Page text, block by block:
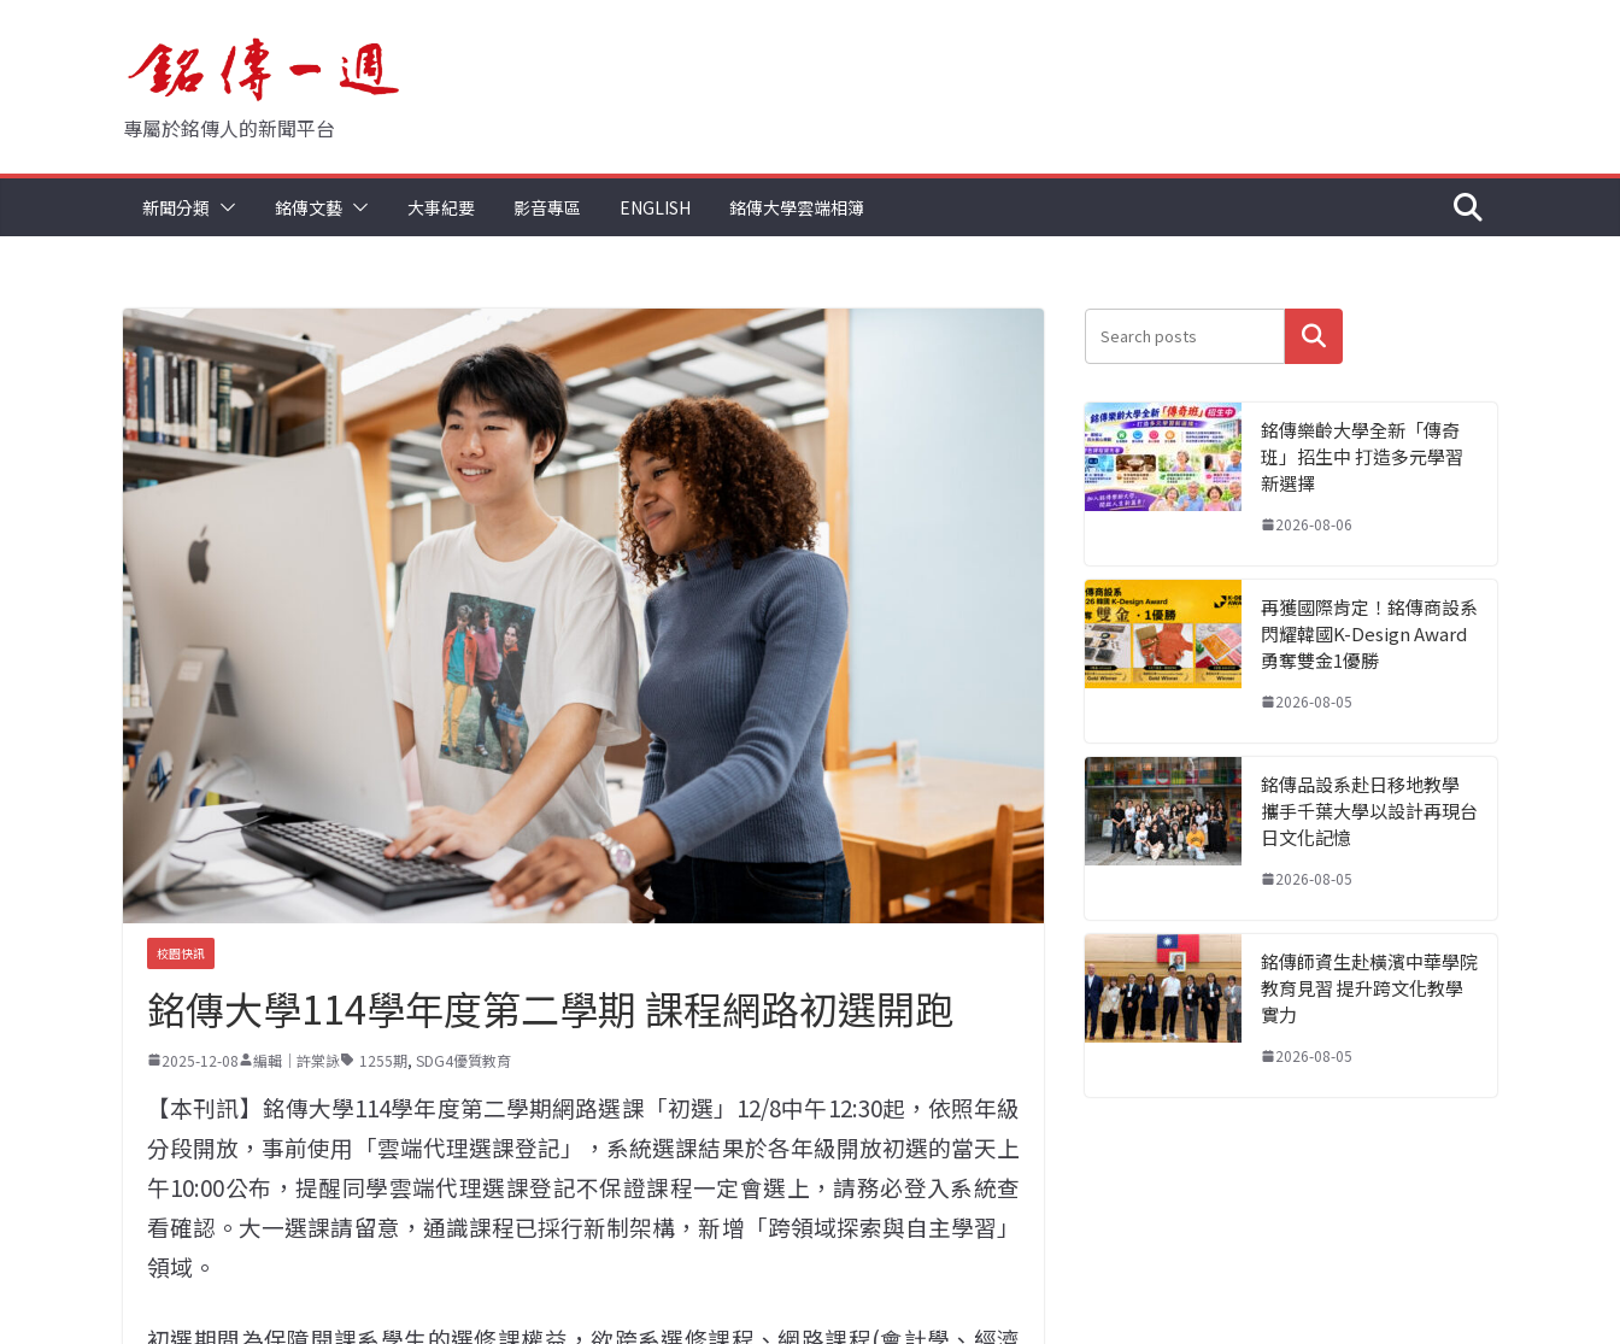
專屬於銘傳人的新聞平台
新聞分類 銘傳文藝 大事紀要 影音專區 ENGLISH 銘傳大學雲端相簿
校園快訊
銘傳大學114學年度第二學期 課程網路初選開跑
2025-12-08 編輯｜許棠詠 1255期, SDG4優質教育
【本刊訊】銘傳大學114學年度第二學期網路選課「初選」12/8中午12:30起，依照年級
分段開放，事前使用「雲端代理選課登記」，系統選課結果於各年級開放初選的當天上
午10:00公布，提醒同學雲端代理選課登記不保證課程一定會選上，請務必登入系統查
看確認。大一選課請留意，通識課程已採行新制架構，新增「跨領域探索與自主學習」
領域。
搜尋
銘傳樂齡大學全新「傳奇
班」招生中 打造多元學習
新選擇
2026-08-06
再獲國際肯定！銘傳商設系
閃耀韓國K-Design Award
勇奪雙金1優勝
2026-08-05
銘傳品設系赴日移地教學
攜手千葉大學以設計再現台
日文化記憶
2026-08-05
銘傳師資生赴橫濱中華學院
教育見習 提升跨文化教學
實力
2026-08-05